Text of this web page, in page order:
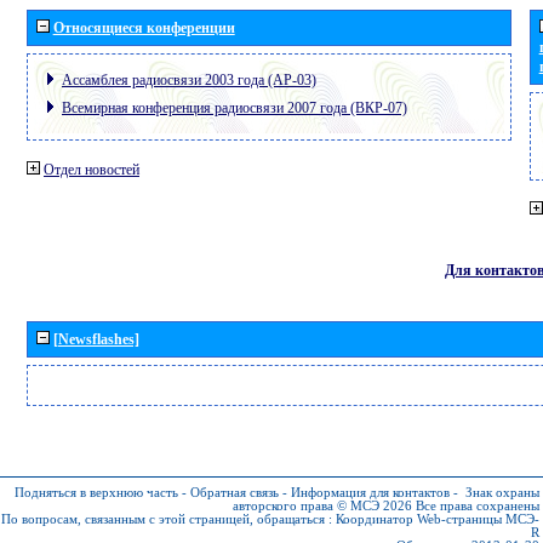
Относящиеся конференции
Ассамблея радиосвязи 2003 года (АР-03)
Всемирная конференция радиосвязи 2007 года (ВКР-07)
Отдел новостей
Для контактов
[Newsflashes]
Подняться в верхнюю часть - Обратная связь - Информация для контактов - Знак охраны
авторского права © МСЭ 2026 Все права сохранены
По вопросам, связанным с этой страницей, обращаться : Координатор Web-страницы МСЭ-
R